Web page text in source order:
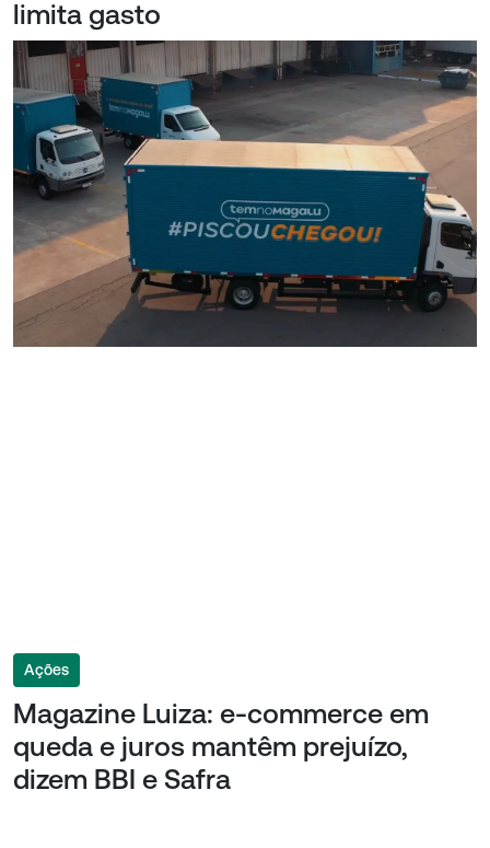
limita gasto
Ações
Magazine Luiza: e-commerce em
queda e juros mantêm prejuízo,
dizem BBI e Safra